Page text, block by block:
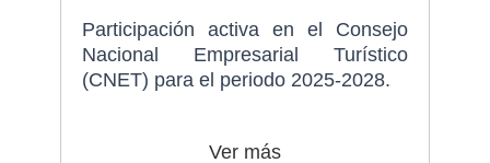
Participación activa en el Consejo
Nacional Empresarial Turístico
(CNET) para el periodo 2025-2028.
Ver más